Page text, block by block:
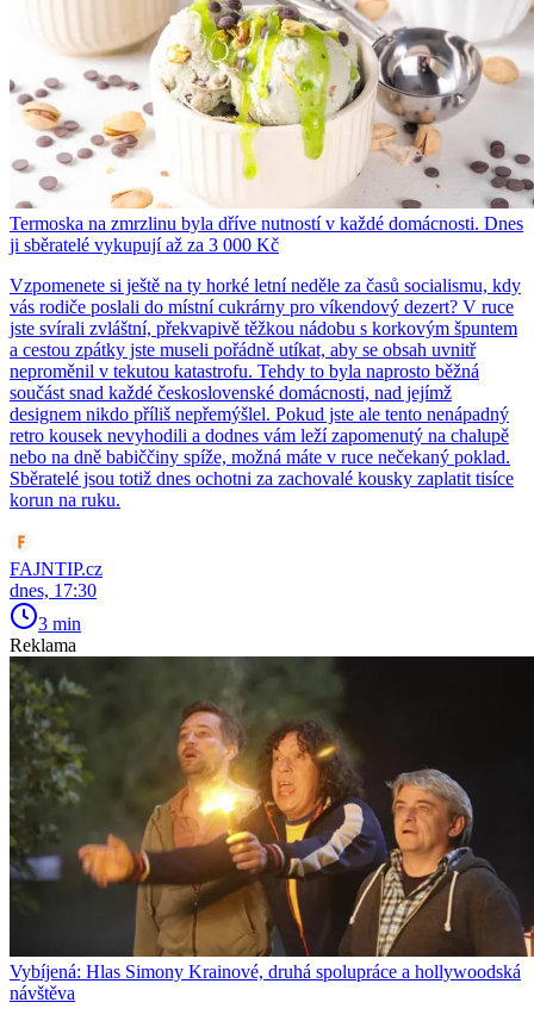
Termoska na zmrzlinu byla dříve nutností v každé domácnosti. Dnes
ji sběratelé vykupují až za 3 000 Kč
Vzpomenete si ještě na ty horké letní neděle za časů socialismu, kdy
vás rodiče poslali do místní cukrárny pro víkendový dezert? V ruce
jste svírali zvláštní, překvapivě těžkou nádobu s korkovým špuntem
a cestou zpátky jste museli pořádně utíkat, aby se obsah uvnitř
neproměnil v tekutou katastrofu. Tehdy to byla naprosto běžná
součást snad každé československé domácnosti, nad jejímž
designem nikdo příliš nepřemýšlel. Pokud jste ale tento nenápadný
retro kousek nevyhodili a dodnes vám leží zapomenutý na chalupě
nebo na dně babiččiny spíže, možná máte v ruce nečekaný poklad.
Sběratelé jsou totiž dnes ochotni za zachovalé kousky zaplatit tisíce
korun na ruku.
FAJNTIP.cz
dnes, 17:30
3 min
Reklama
Vybíjená: Hlas Simony Krainové, druhá spolupráce a hollywoodská
návštěva